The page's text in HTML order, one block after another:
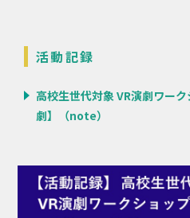
活動記録
高校生世代対象 VR演劇ワー
劇】（note）